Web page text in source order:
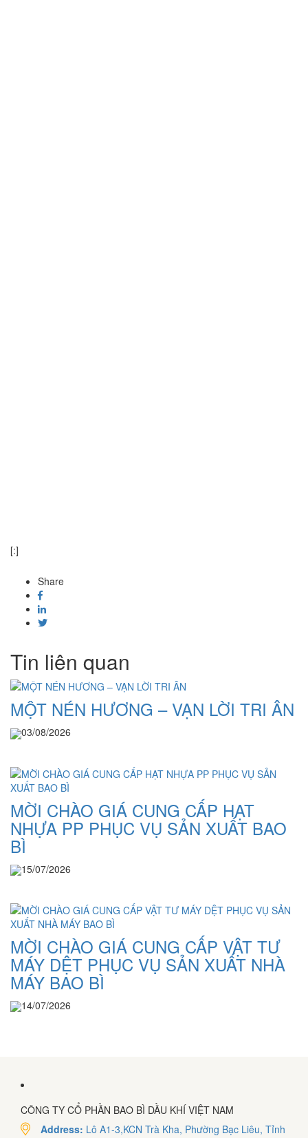
[:]
Share
Tin liên quan
MỘT NÉN HƯƠNG – VẠN LỜI TRI ÂN
03/08/2026
MỜI CHÀO GIÁ CUNG CẤP HẠT
NHỰA PP PHỤC VỤ SẢN XUẤT BAO
BÌ
15/07/2026
MỜI CHÀO GIÁ CUNG CẤP VẬT TƯ
MÁY DỆT PHỤC VỤ SẢN XUẤT NHÀ
MÁY BAO BÌ
14/07/2026
CÔNG TY CỔ PHẦN BAO BÌ DẦU KHÍ VIỆT NAM
Address: Lô A1-3,KCN Trà Kha, Phường Bạc Liêu, Tỉnh